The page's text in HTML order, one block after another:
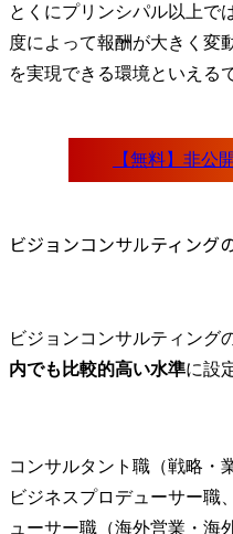
とくにプリンシパル以上で
度によって報酬が大きく変
を実現できる環境といえる
ビジョンコンサルティング
ビジョンコンサルティング
内でも比較的高い水準に設
コンサルタント職（戦略・
ビジネスプロデューサー職
ューサー職（海外営業・海